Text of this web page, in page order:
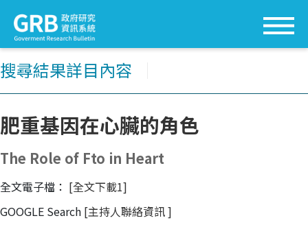
搜尋結果詳目內容
肥重基因在心臟的角色
The Role of Fto in Heart
全文電子檔： [全文下載1]
GOOGLE Search [主持人聯絡資訊]